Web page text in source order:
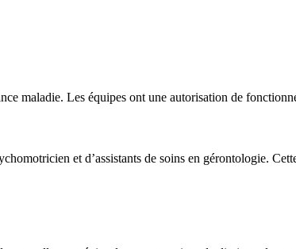
maladie. Les équipes ont une autorisation de
et d’assistants de soins en gérontologie.